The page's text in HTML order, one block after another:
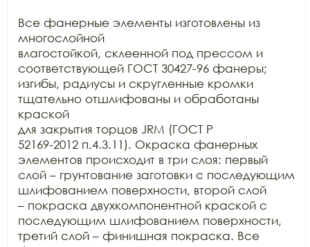
Все фанерные элементы изготовлены из
многослойной
влагостойкой, склеенной под прессом и
соответствующей ГОСТ 30427-96 фанеры;
изгибы, радиусы и скругленные кромки
тщательно отшлифованы и обработаны
краской
для закрытия торцов JRM (ГОСТ Р
52169-2012 п.4.3.11). Окраска фанерных
элементов происходит в три слоя: первый
слой – грунтование заготовки с последующим
шлифованием поверхности, второй слой
– покраска двухкомпонентной краской с
последующим шлифованием поверхности,
третий слой – финишная покраска. Все